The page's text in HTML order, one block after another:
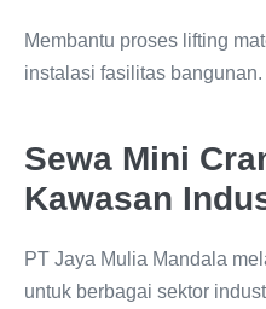
Membantu proses lifting
instalasi fasilitas bangunan.
Sewa Mini
Kawasan
PT Jaya Mulia Mandala
untuk berbagai sektor